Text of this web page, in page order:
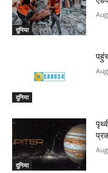
दुनिया
दुनिया
दुनिया